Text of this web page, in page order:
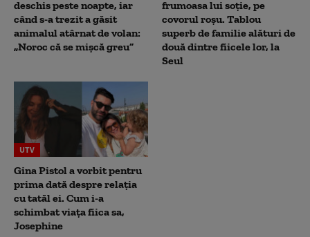
deschis peste noapte, iar
când s-a trezit a găsit
animalul atârnat de volan:
„Noroc că se mișcă greu”
frumoasa lui soție, pe
covorul roșu. Tablou
superb de familie alături de
două dintre fiicele lor, la
Seul
UTV
Gina Pistol a vorbit pentru
prima dată despre relația
cu tatăl ei. Cum i-a
schimbat viața fiica sa,
Josephine